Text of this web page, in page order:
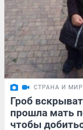
СТРАНА И МИР
Гроб
прошла мать
чтобы